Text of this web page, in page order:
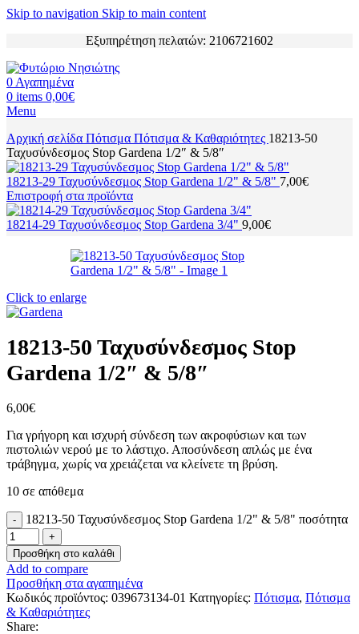
Skip to navigation Skip to main content
Εξυπηρέτηση πελατών: 2106721602
0 Αγαπημένα
0 items 0,00€
Menu
Αρχική σελίδα Πότισμα Πότισμα & Καθαριότητες 18213-50
Ταχυσύνδεσμος Stop Gardena 1/2″ & 5/8″
18213-29 Ταχυσύνδεσμος Stop Gardena 1/2" & 5/8" 7,00€
Επιστροφή στα προϊόντα
18214-29 Ταχυσύνδεσμος Stop Gardena 3/4" 9,00€
Click to enlarge
18213-50 Ταχυσύνδεσμος Stop
Gardena 1/2″ & 5/8″
6,00€
Για γρήγορη και ισχυρή σύνδεση των ακροφύσιων και των
πιστολιών νερού με το λάστιχο. Αποσύνδεση απλώς με ένα
τράβηγμα, χωρίς να χρειάζεται να κλείνετε τη βρύση.
10 σε απόθεμα
18213-50 Ταχυσύνδεσμος Stop Gardena 1/2" & 5/8" ποσότητα
Προσθήκη στο καλάθι
Add to compare
Προσθήκη στα αγαπημένα
Κωδικός προϊόντος: 039673134-01 Κατηγορίες: Πότισμα, Πότισμα
& Καθαριότητες
Share: